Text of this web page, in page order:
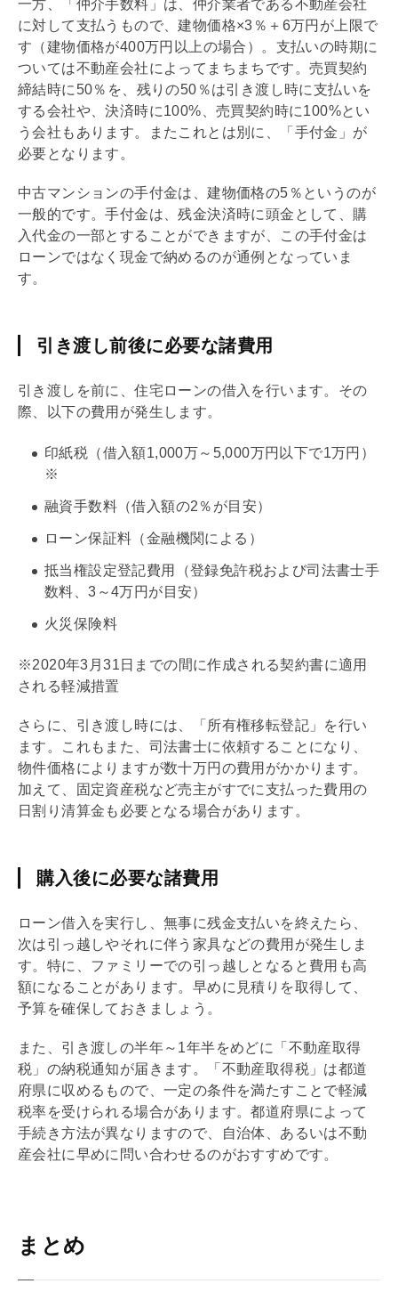
一方、「 仲介手数料 」は、仲介業者である不動産会社
に対して支払うもので、建物価格×3％＋6万円が上限で
す（建物価格が400万円以上の場合）。支払いの時期に
ついては不動産会社によってまちまちです。 売買契約
締結時に50％を、残りの50％は引き渡し時に支払いを
する会社や、決済時に100%、 売買契約時に100%とい
う会社もあります。またこれとは別に、「 手付金」が
必要となります。
中古マンションの手付金は、建物価格の5％というのが
一般的です。手付金は、残金決済時に頭金として、購
入代金の一部とすることができますが、この手付金は
ローンではなく現金で納めるのが通例となっていま
す。
引き渡し前後に必要な諸費用
引き渡しを前に、住宅ローンの借入を行います。その
際、以下の費用が発生します。
印紙税 （借入額1,000万～5,000万円以下で1万円）
※
融資手数料（借入額の2％が目安）
ローン保証料（金融機関による）
抵当権設定登記費用（登録免許税および司法書士手
数料、3～4万円が目安）
火災保険料
※2020年3月31日までの間に作成される契約書に適用
される軽減措置
さらに、引き渡し時には、「所有権移転登記 」を行い
ます。これもまた、司法書士に依頼することになり、
物件価格によりますが数十万円の費用がかかります。
加えて、
固定資産税など売主がすでに支払った費用の
日割り清算金も必要となる場合があります。
購入後に必要な諸費用
ローン借入を実行し、無事に残金支払いを終えたら、
次は引っ越しやそれに伴う家具などの費用が発生しま
す。特に、ファミリーでの引っ越しとなると費用も高
額になることがあります。早めに見積りを取得して、
予算を確保しておきましょう。
また、引き渡しの半年～1年半をめどに「 不動産取得
税 」の納税通知が届きます。「 不動産取得税 」は都道
府県に収めるもので、一定の条件を満たすことで軽減
税率を受けられる場合があります。都道府県によって
手続き方法が異なりますので、自治体、あるいは不動
産会社に早めに問い合わせるのがおすすめです。
まとめ